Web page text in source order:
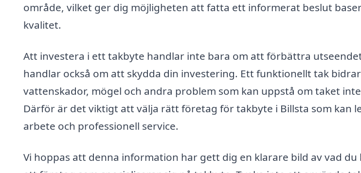
område, vilket ger dig möjligheten att fatta ett informerat beslut
kvalitet.
Att investera i ett takbyte handlar inte bara om att förbättra
handlar också om att skydda din investering. Ett funktionellt tak
vattenskador, mögel och andra problem som kan uppstå om taket
Därför är det viktigt att välja rätt företag för takbyte i Billsta som kan
arbete och professionell service.
Vi hoppas att denna information har gett dig en klarare bild av vad